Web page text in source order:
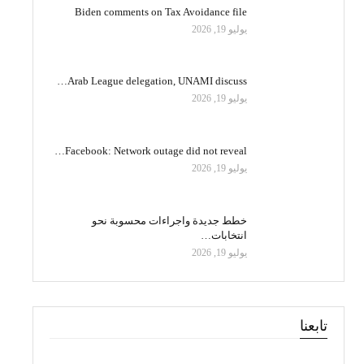
Biden comments on Tax Avoidance file
يوليو 19, 2026
Arab League delegation, UNAMI discuss…
يوليو 19, 2026
Facebook: Network outage did not reveal…
يوليو 19, 2026
خطط جديدة واجراءات محسوبة نحو
انتخابات…
يوليو 19, 2026
تابعنا